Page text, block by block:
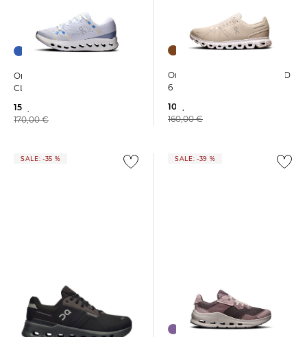
On | Damen Laufschuhe
CLOUDSURFER 2
154,15 €
170,00 €
On | Damen Sneaker CLOUD
6
106,99 €
160,00 €
SALE: -35 % SALE: -39 %